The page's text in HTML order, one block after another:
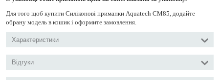
Для того щоб купити Силіконові приманки Aquatech СМ85, додайте
обрану модель в кошик і оформите замовлення.
Характеристики
Відгуки